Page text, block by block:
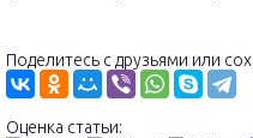
Поделитесь с друзьями или
Оценка статьи: